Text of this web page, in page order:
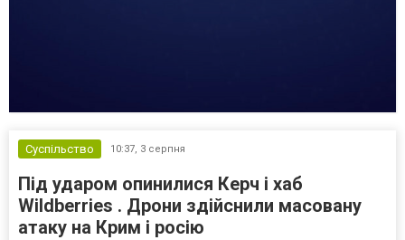
Суспільство 10:37, 3 серпня
Під ударом опинилися Керч і хаб
Wildberries . Дрони здійснили масовану
атаку на Крим і росію